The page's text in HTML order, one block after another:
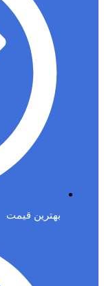
بهترین قیمت